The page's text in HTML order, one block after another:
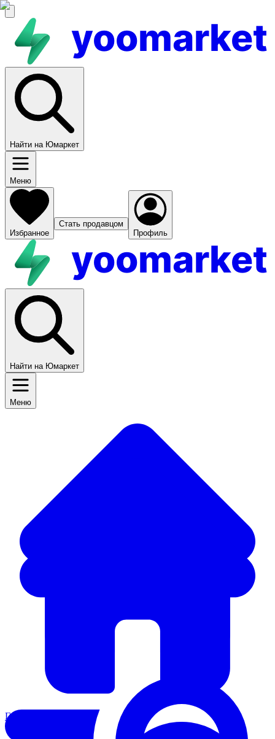
yoomarket
Найти на Юмаркет
Меню
Избранное
Стать продавцом
Профиль
yoomarket
Найти на Юмаркет
Меню
Главная